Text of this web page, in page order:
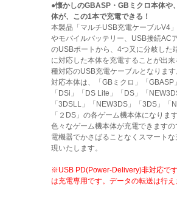
●懐かしのGBASP・GBミクロ本体や
体が、この1本で充電できる！
本製品「マルチUSB充電ケーブルV4
やモバイルバッテリー、USB接続AC
のUSBポートから、4つ又に分岐した
に対応した本体を充電することが出
種対応のUSB充電ケーブルとなります
対応本体は、「GBミクロ」「GBASP
「DSi」「DS Lite」「DS」「
「3DSLL」「NEW3DS」「3DS」「
「２DS」の各ゲーム機本体になりま
色々なゲーム機本体が充電できます
電機器でかさばることなくスマート
現いたします。
※USB PD(Power-Delivery)非対応で
は充電専用です。データの転送は行え